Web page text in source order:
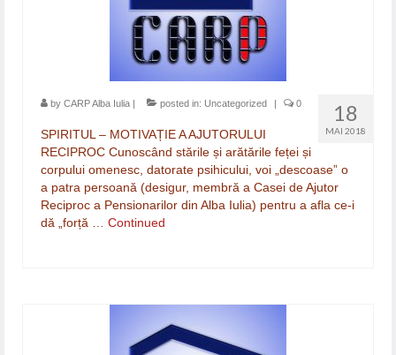
18
MAI 2018
by CARP Alba Iulia posted in: Uncategorized 0
SPIRITUL – MOTIVAȚIE A AJUTORULUI
RECIPROC Cunoscând stările și arătările feței și
corpului omenesc, datorate psihicului, voi „descoase” o
a patra persoană (desigur, membră a Casei de Ajutor
Reciproc a Pensionarilor din Alba Iulia) pentru a afla ce-i
dă „forță … Continued